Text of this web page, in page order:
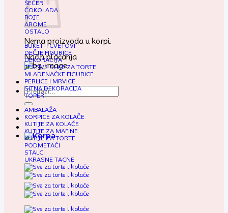
Nema proizvoda u korpi.
Način plaćanja
Pretraga
za:
ŠEĆERI
ČOKOLADA
BOJE
AROME
OSTALO
BUKETI I CVETOVI
DEČJE FIGURICE
DEKORACIJA
JESTIVE SLIKE ZA TORTE
MLADENAČKE FIGURICE
PERLICE I MRVICE
SITNA DEKORACIJA
TOPERI
AMBALAŽA
KORPICE ZA KOLAČE
KUTIJE ZA KOLAČE
KUTIJE ZA MAFINE
KUTIJE ZA TORTE
PODMETAČI
STALCI
UKRASNE TACNE